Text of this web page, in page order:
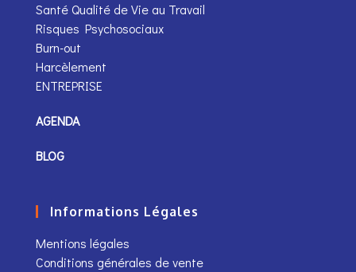
Santé Qualité de Vie au Travail
Risques Psychosociaux
Burn-out
Harcèlement
ENTREPRISE
AGENDA
BLOG
Informations Légales
Mentions légales
Conditions générales de vente